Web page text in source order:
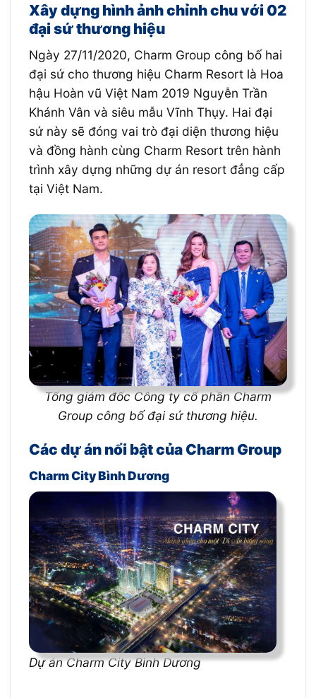
Xây dựng hình ảnh chỉnh chu với 02
đại sứ thương hiệu
Ngày 27/11/2020, Charm Group công bố hai
đại sứ cho thương hiệu Charm Resort là Hoa
hậu Hoàn vũ Việt Nam 2019 Nguyễn Trần
Khánh Vân và siêu mẫu Vĩnh Thụy. Hai đại
sứ này sẽ đóng vai trò đại diện thương hiệu
và đồng hành cùng Charm Resort trên hành
trình xây dựng những dự án resort đẳng cấp
tại Việt Nam.
Tổng giám đốc Công ty cổ phần Charm
Group công bố đại sứ thương hiệu.
Các dự án nổi bật của Charm Group
Charm City Bình Dương
Dự án Charm City Bình Dương